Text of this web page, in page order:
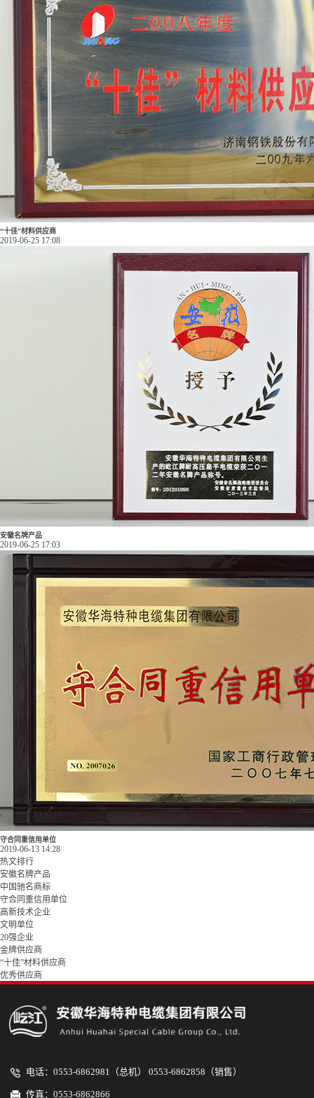
“十佳”材料供应商
2019-06-25 17:08
安徽名牌产品
2019-06-25 17:03
守合同重信用单位
2019-06-13 14:28
热文排行
安徽名牌产品
中国驰名商标
守合同重信用单位
高新技术企业
文明单位
20强企业
金牌供应商
“十佳”材料供应商
优秀供应商
电话：0553-6862981（总机） 0553-6862858（销售）
传真：0553-6862866